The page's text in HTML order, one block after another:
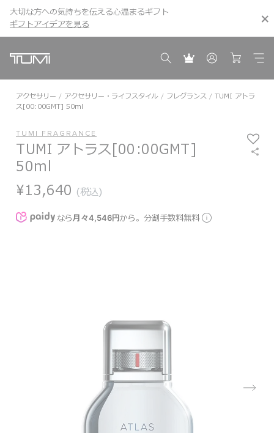
ギフトアイデアを見る こちら
大切な方への気持ちを伝える心温まるギフト
ギフトアイデアを見る
こちら
アクセサリー アクセサリー・ライフスタイル フレグランス
TUMI アトラ
ス[00:00GMT] 50ml
TUMI FRAGRANCE
TUMI アトラス[00:00GMT]
50ml
¥13,640 (税込)
なら月々4,546円から。分割手数料無料